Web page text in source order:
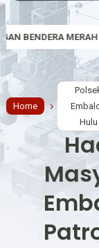
SINERGITAS TNI-
Home
Hulu